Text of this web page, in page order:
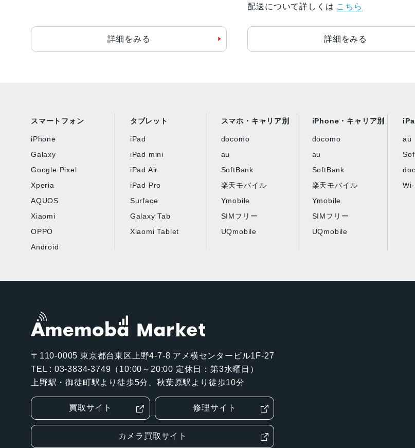
詳細をみる
配送について詳しくは こちら
詳細をみる
スマートフォン
iPhone
Galaxy
Google Pixel
Xperia
AQUOS
Xiaomi
OPPO
Android
タブレット
iPad
iPad mini
iPad Air
iPad Pro
Surface
Galaxy Tab
Xiaomi Tablet
スマホ・キャリア別
docomo
au
SoftBank
楽天モバイル
Ymobile
SIMフリー
UQmobile
iPhone・キャリア別
docomo
au
SoftBank
楽天モバイル
Ymobile
SIMフリー
UQmobile
au
〒110-0005 東京都台東区上野4-7-8 アメ横センタービル1F-27
TEL : 03-3834-3749（10:00～20:00 定休日：第3水曜日）
上野駅・御徒町駅より徒歩5分、秋葉原駅より徒歩10分
買取サイト 修理サイト
カメラ買取サイト